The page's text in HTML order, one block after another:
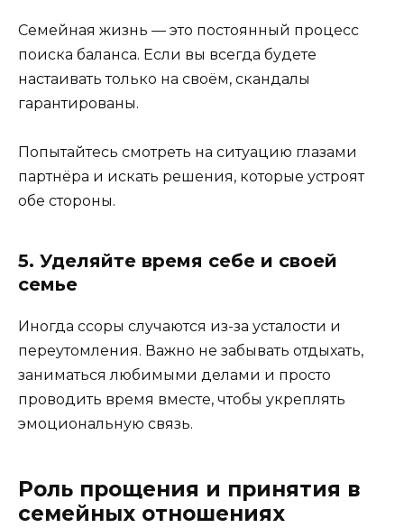
Семейная жизнь — это постоянный процесс
поиска баланса. Если вы всегда будете
настаивать только на своём, скандалы
гарантированы.
Попытайтесь смотреть на ситуацию глазами
партнёра и искать решения, которые устроят
обе стороны.
5. Уделяйте время себе и своей
семье
Иногда ссоры случаются из-за усталости и
переутомления. Важно не забывать отдыхать,
заниматься любимыми делами и просто
проводить время вместе, чтобы укреплять
эмоциональную связь.
Роль прощения и принятия в
семейных отношениях